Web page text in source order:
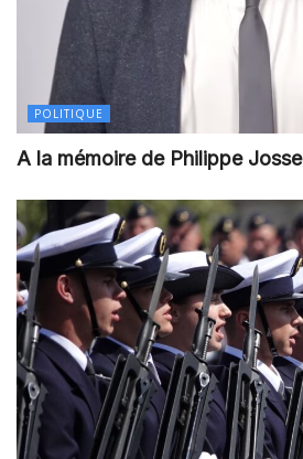
POLITIQUE
A la mémoire de Philippe Josse